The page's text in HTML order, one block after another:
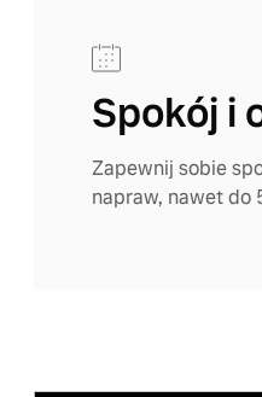
Spokój i
Zapewnij sobie
napraw, nawet do